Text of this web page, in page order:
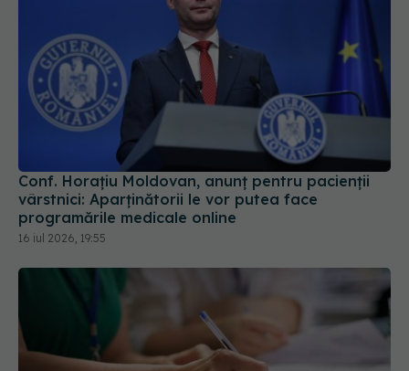
Conf. Horațiu Moldovan, anunț pentru pacienții
vârstnici: Aparținătorii le vor putea face
programările medicale online
16 iul 2026, 19:55